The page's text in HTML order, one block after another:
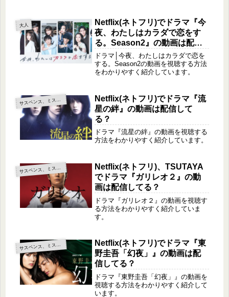
大人
Netflix(ネトフリ)でドラマ『今
夜、わたしはカラダで恋をす
る。Season2』の動画は配信
してる？
ドラマ│今夜、わたしはカラダで恋を
する。Season2の動画を視聴する方法
をわかりやすく紹介しています。
サ
スペンス、ミステリー
Netflix(ネトフリ)でドラマ『流
星の絆』の動画は配信して
る？
ドラマ『流星の絆』の動画を視聴する
方法をわかりやすく紹介しています。
サ
スペンス、ミステリー
Netflix(ネトフリ)、TSUTAYA
でドラマ『ガリレオ２』の動
画は配信してる？
ドラマ『ガリレオ２』の動画を視聴す
る方法をわかりやすく紹介していま
す。
サ
スペンス、ミステリー
Netflix(ネトフリ)でドラマ『東
野圭吾「幻夜」』の動画は配
信してる？
ドラマ『東野圭吾「幻夜」』の動画を
視聴する方法をわかりやすく紹介して
います。